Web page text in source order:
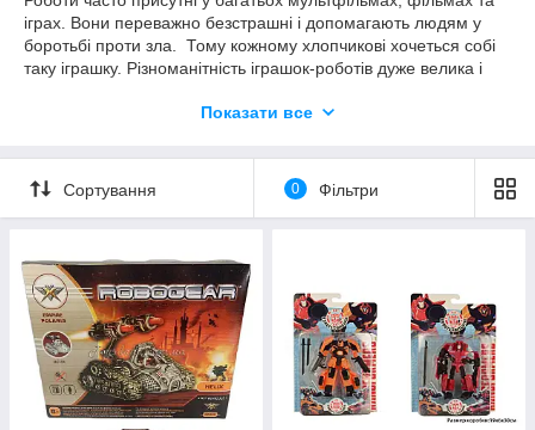
іграх. Вони переважно безстрашні і допомагають людям у
боротьбі проти зла. Тому кожному хлопчикові хочеться собі
таку іграшку. Різноманітність іграшок-роботів дуже велика і
залежно від моделі, можуть ходити, говорити, володіти
трансформуватися в літаки, машини, мотоцикли та багато
іншого, як у знаменитому мультфільмі та фільмі
"Трансформери". Іграшковий робот для хлопчика стане
бажаним подарунком і принесе хлопцеві величезну радість.
Показати все
Сортування 0 Фільтри